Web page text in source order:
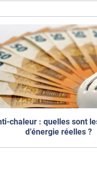
chaleur : quelles sont
d’énergie réelles ?